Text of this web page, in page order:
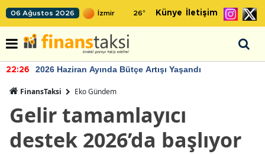
06 Ağustos 2026 26° Künye İletişim
22:26 2026 Haziran Ayında Bütçe Artışı Yaşandı
FinansTaksi Eko Gündem
Gelir tamamlayıcı
destek 2026’da başlıyor